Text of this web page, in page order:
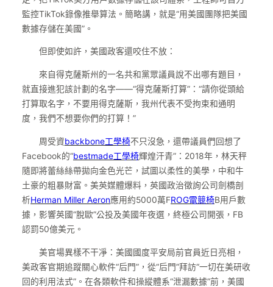
監控TikTok錄像推舉算法。簡略講，就是“用美國團隊把美國
數據存儲在美國”。
但即使如許，美國政客還咬住不放：
來自得克薩斯州的一名共和黨眾議員說不出哪有題目，
就直接進犯該計劃的名字——“得克薩斯打算”：“請你從頭給
打算取名字，不要用得克薩斯，我州代表不受拘束和通明
度，我們不想要你們的打算！”
周受資backbone工學椅不只沒急，還帶議員們回想了
Facebook的“bestmade工學椅輝煌汗青”：2018年，林天秤
隨即將蕾絲絲帶拋向金色光芒，試圖以柔性的美學，中和牛
土豪的粗暴財富。美英媒體爆料，英國政治徵詢公司劍橋剖
析Herman Miller Aeron應用約5000萬FROG電競椅B用戶數
據，影響英國“脫歐”公投及美國年夜選，終極公司開張，FB
認罰50億美元。
美官場異樣不干凈：美國國度平安局前官員近日亮相，
美政客官期追蹤關心軟件“后門”，從“后門”拜訪“一切在美研收
回的利用法式”。在各類軟件和操縱體系“泄漏數據”前，美國